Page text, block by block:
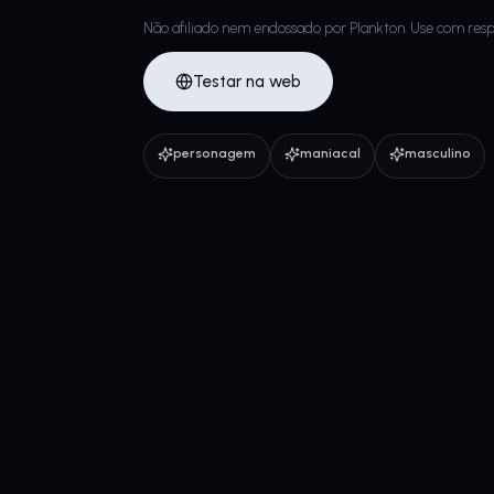
Não afiliado nem endossado por Plankton. Use com
Testar na web
personagem maniacal masculino